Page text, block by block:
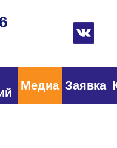
Медиа Заявка